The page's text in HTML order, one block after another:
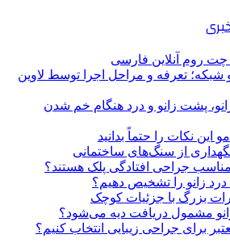
روم آنلاین فارسی
تعرفه و مراحل اجرا توسط لاوین
پشت زانو و درد هنگام خم شدن
این نکات را حتماً بدانید
از سنگ‌های ساختمانی
مناسب جراحی افتادگی پلک هستند؟
زانو را تشخیص دهیم؟
بزرگ با جزئیات کوچک
مشمول دریافت دیه می‌شود؟
برای جراحی زیبایی انتخاب کنیم؟